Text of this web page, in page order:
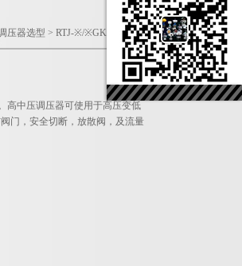
压器选型 > RTJ-※/※GK型系列调压器
高中压调压器可使用于高压变低
门，安全切断，放散阀，及流量